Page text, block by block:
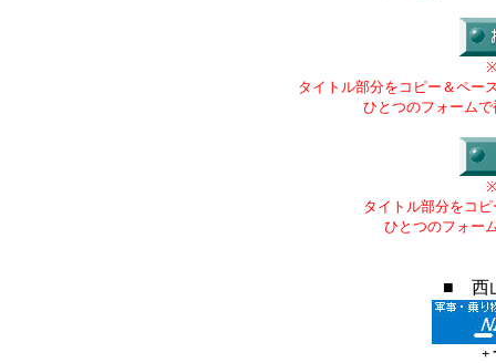
タイトル部分をコピー＆ペー
ひとつのフォーム
タイトル部分をコ
ひとつのフォー
■ 西
+